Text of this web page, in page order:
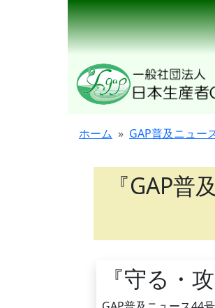
ホーム GAP普及ニュー
『GAP普
『守る・